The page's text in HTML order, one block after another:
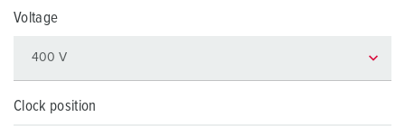
Voltage
Clock position